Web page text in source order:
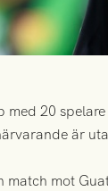
20
är
mot